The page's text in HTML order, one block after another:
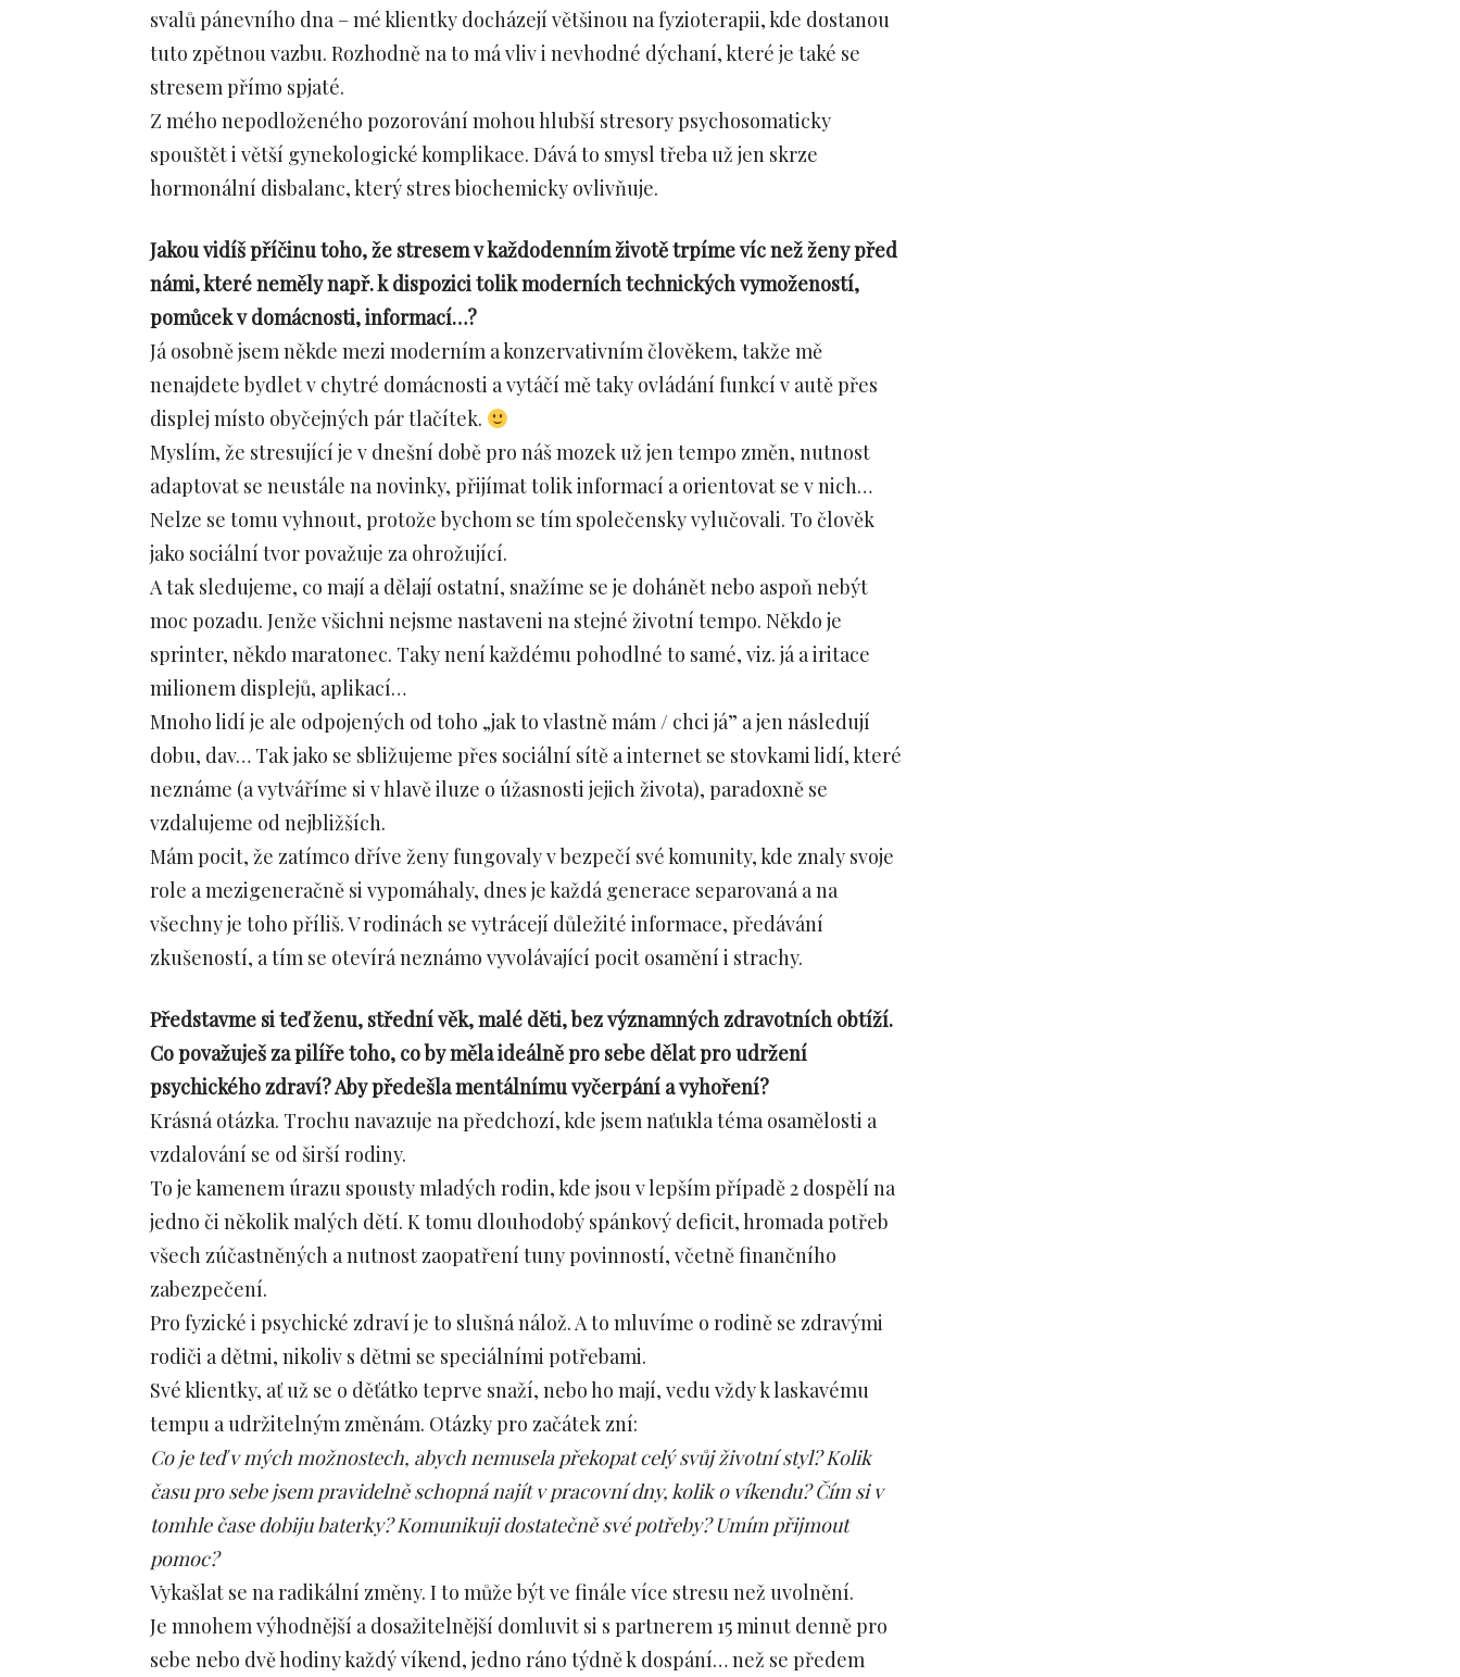
svalů pánevního dna – mé klientky docházejí většinou na fyzioterapii, kde dostanou
tuto zpětnou vazbu. Rozhodně na to má vliv i nevhodné dýchaní, které je také se
stresem přímo spjaté.
Z mého nepodloženého pozorování mohou hlubší stresory psychosomaticky
spouštět i větší gynekologické komplikace. Dává to smysl třeba už jen skrze
hormonální disbalanc, který stres biochemicky ovlivňuje.
Jakou vidíš příčinu toho, že stresem v každodenním životě trpíme víc než ženy před
námi, které neměly např. k dispozici tolik moderních technických vymožeností,
pomůcek v domácnosti, informací…?
Já osobně jsem někde mezi moderním a konzervativním člověkem, takže mě
nenajdete bydlet v chytré domácnosti a vytáčí mě taky ovládání funkcí v autě přes
displej místo obyčejných pár tlačítek.
Myslím, že stresující je v dnešní době pro náš mozek už jen tempo změn, nutnost
adaptovat se neustále na novinky, přijímat tolik informací a orientovat se v nich…
Nelze se tomu vyhnout, protože bychom se tím společensky vylučovali. To člověk
jako sociální tvor považuje za ohrožující.
A tak sledujeme, co mají a dělají ostatní, snažíme se je dohánět nebo aspoň nebýt
moc pozadu. Jenže všichni nejsme nastaveni na stejné životní tempo. Někdo je
sprinter, někdo maratonec. Taky není každému pohodlné to samé, viz. já a iritace
milionem displejů, aplikací…
Mnoho lidí je ale odpojených od toho „jak to vlastně mám / chci já” a jen následují
dobu, dav… Tak jako se sbližujeme přes sociální sítě a internet se stovkami lidí, které
neznáme (a vytváříme si v hlavě iluze o úžasnosti jejich života), paradoxně se
vzdalujeme od nejbližších.
Mám pocit, že zatímco dříve ženy fungovaly v bezpečí své komunity, kde znaly svoje
role a mezigeneračně si vypomáhaly, dnes je každá generace separovaná a na
všechny je toho příliš. V rodinách se vytrácejí důležité informace, předávání
zkušeností, a tím se otevírá neznámo vyvolávající pocit osamění i strachy.
Představme si teď ženu, střední věk, malé děti, bez významných zdravotních obtíží.
Co považuješ za pilíře toho, co by měla ideálně pro sebe dělat pro udržení
psychického zdraví? Aby předešla mentálnímu vyčerpání a vyhoření?
Krásná otázka. Trochu navazuje na předchozí, kde jsem naťukla téma osamělosti a
vzdalování se od širší rodiny.
To je kamenem úrazu spousty mladých rodin, kde jsou v lepším případě 2 dospělí na
jedno či několik malých dětí. K tomu dlouhodobý spánkový deficit, hromada potřeb
všech zúčastněných a nutnost zaopatření tuny povinností, včetně finančního
zabezpečení.
Pro fyzické i psychické zdraví je to slušná nálož. A to mluvíme o rodině se zdravými
rodiči a dětmi, nikoliv s dětmi se speciálními potřebami.
Své klientky, ať už se o děťátko teprve snaží, nebo ho mají, vedu vždy k laskavému
tempu a udržitelným změnám. Otázky pro začátek zní:
Co je teď v mých možnostech, abych nemusela překopat celý svůj životní styl? Kolik
času pro sebe jsem pravidelně schopná najít v pracovní dny, kolik o víkendu? Čím si v
tomhle čase dobiju baterky? Komunikuji dostatečně své potřeby? Umím přijmout
pomoc?
Vykašlat se na radikální změny. I to může být ve finále více stresu než uvolnění.
Je mnohem výhodnější a dosažitelnější domluvit si s partnerem 15 minut denně pro
sebe nebo dvě hodiny každý víkend, jedno ráno týdně k dospání… než se předem